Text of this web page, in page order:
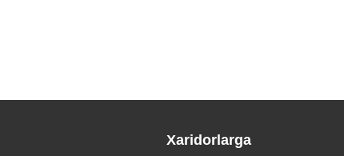
Xaridorlarga